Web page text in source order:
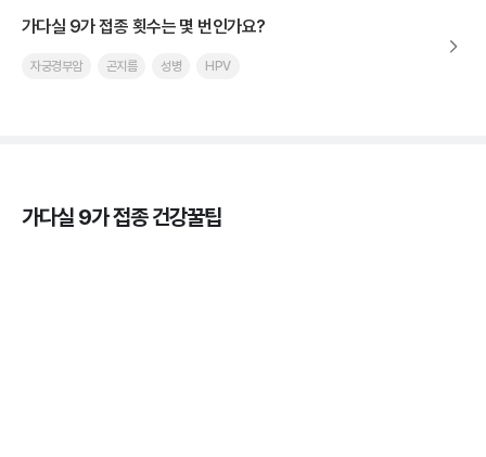
가다실 9가 접종 횟수는 몇 번인가요?
자궁경부암 곤지름 성병 HPV
가다실 9가 접종 건강꿀팁